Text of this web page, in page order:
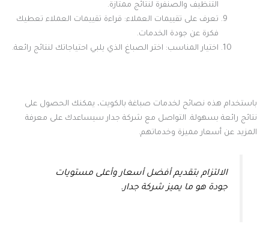
التنظيف والصنفرة لنتائج ممتازة.
تعرف على تقييمات العملاء: قراءة تقييمات العملاء تعطيك
فكرة عن جودة الخدمات.
اختيار المناسب: اختر الصباغ الذي يلبي احتياجاتك لنتائج رائعة.
باستخدام هذه نصائح لخدمات صباغة بالكويت، يمكنك الحصول على
نتائج رائعة بسهولة. التواصل مع شركة جدار سيساعدك على معرفة
المزيد عن أسعار مميزة وخدماتهم.
الالتزام بتقديم أفضل أسعار وأعلى مستويات
جودة هو ما يميز شركة جدار.